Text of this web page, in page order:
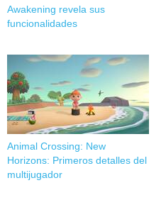
Awakening revela sus
funcionalidades
Animal Crossing: New
Horizons: Primeros detalles del
multijugador